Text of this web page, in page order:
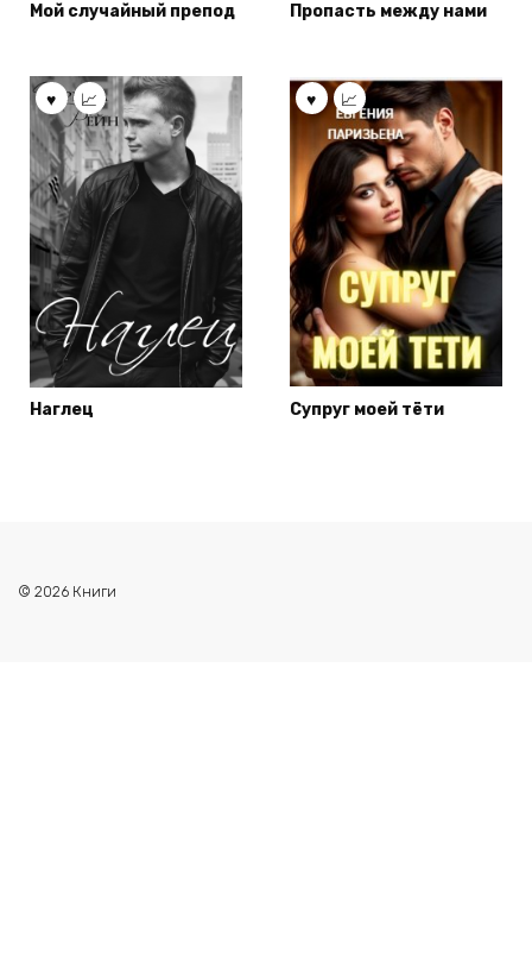
Мой случайный препод Пропасть между нами
Наглец Супруг моей тёти
© 2026 Книги